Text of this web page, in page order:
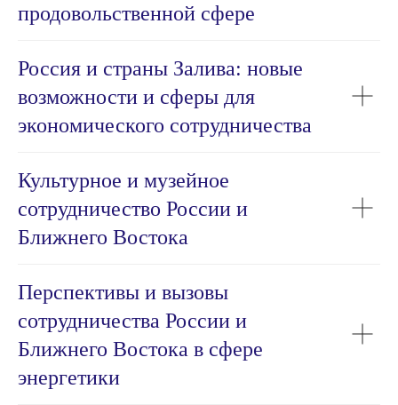
продовольственной сфере
Россия и страны Залива: новые
возможности и сферы для
экономического сотрудничества
Культурное и музейное
сотрудничество России и
Ближнего Востока
Перспективы и вызовы
сотрудничества России и
Ближнего Востока в сфере
энергетики